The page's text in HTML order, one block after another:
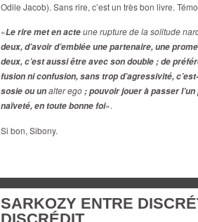
Odile Jacob). Sans rire, c’est un très bon livre.
«Le rire met en acteune rupture de la solitude
deux, d’avoir d’emblée une partenaire, une
deux, c’est aussi être avec son double ; de
fusion ni confusion, sans trop d’agressivité,
sosie ou unalter ego; pouvoir jouer à passer
naïveté, en toute bonne foi».
Si bon, Sibony.
SARKOZY ENTRE